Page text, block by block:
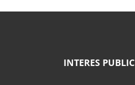
INTERES PUBLIC